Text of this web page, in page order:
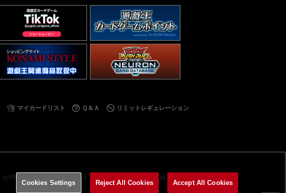
マイカードリスト Ｑ＆Ａ リミットレギュレーション
お問い合わせ Cookies Settings
Cookies Settings Reject All Cookies Accept All Cookies